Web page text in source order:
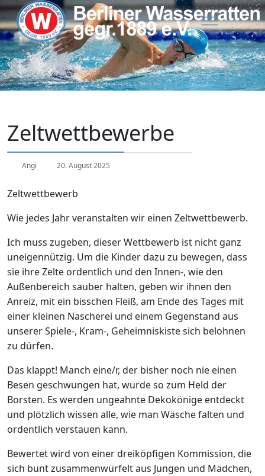
Zeltwettbewerbe
Angi 20. August 2025
Zeltwettbewerb
Wie jedes Jahr veranstalten wir einen Zeltwettbewerb.
Ich muss zugeben, dieser Wettbewerb ist nicht ganz
uneigennützig. Um die Kinder dazu zu bewegen, dass
sie ihre Zelte ordentlich und den Innen-, wie den
Außenbereich sauber halten, geben wir ihnen den
Anreiz, mit ein bisschen Fleiß, am Ende des Tages mit
einer kleinen Nascherei und einem Gegenstand aus
unserer Spiele-, Kram-, Geheimniskiste sich belohnen
zu dürfen.
Das klappt! Manch eine/r, der bisher noch nie einen
Besen geschwungen hat, wurde so zum Held der
Borsten. Es werden ungeahnte Dekokönige entdeckt
und plötzlich wissen alle, wie man Wäsche falten und
ordentlich verstauen kann.
Bewertet wird von einer dreiköpfigen Kommission, die
sich bunt zusammenwürfelt aus Jungen und Mädchen,